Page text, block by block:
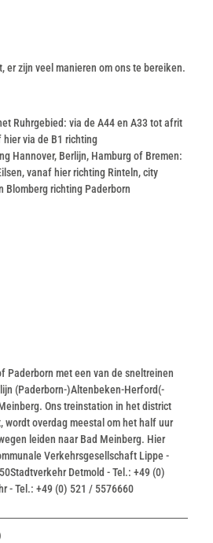
er zijn veel manieren om ons te bereiken.
Ruhrgebied: via de A44 en A33 tot afrit
hier via de B1 richting
Hannover, Berlijn, Hamburg of Bremen:
vanaf hier richting Rinteln, city
Blomberg richting Paderborn
Paderborn met een van de sneltreinen
(Paderborn-)Altenbeken-Herford(-
Ons treinstation in het district
wordt overdag meestal om het half uur
leiden naar Bad Meinberg. Hier
Verkehrsgesellschaft Lippe -
Detmold - Tel.: +49 (0)
- Tel.: +49 (0) 521 / 5576660